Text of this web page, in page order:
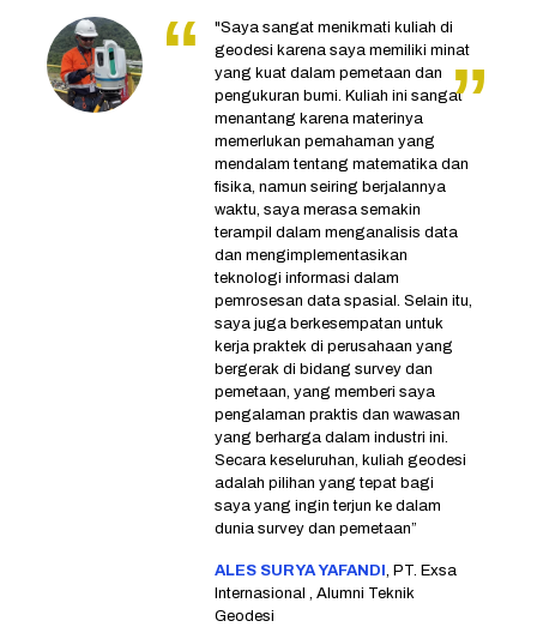
"Saya sangat menikmati kuliah di
geodesi karena saya memiliki minat
yang kuat dalam pemetaan dan
pengukuran bumi. Kuliah ini sangat
menantang karena materinya
memerlukan pemahaman yang
mendalam tentang matematika dan
fisika, namun seiring berjalannya
waktu, saya merasa semakin
terampil dalam menganalisis data
dan mengimplementasikan
teknologi informasi dalam
pemrosesan data spasial. Selain itu,
saya juga berkesempatan untuk
kerja praktek di perusahaan yang
bergerak di bidang survey dan
pemetaan, yang memberi saya
pengalaman praktis dan wawasan
yang berharga dalam industri ini.
Secara keseluruhan, kuliah geodesi
adalah pilihan yang tepat bagi
saya yang ingin terjun ke dalam
dunia survey dan pemetaan”
ALES SURYA YAFANDI , PT. Exsa
Internasional , Alumni Teknik
Geodesi